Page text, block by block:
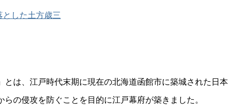
した土方歳三
とは、江戸時代末期に現在の北海道函館市に築城された日本
の侵攻を防ぐことを目的に江戸幕府が築きました。